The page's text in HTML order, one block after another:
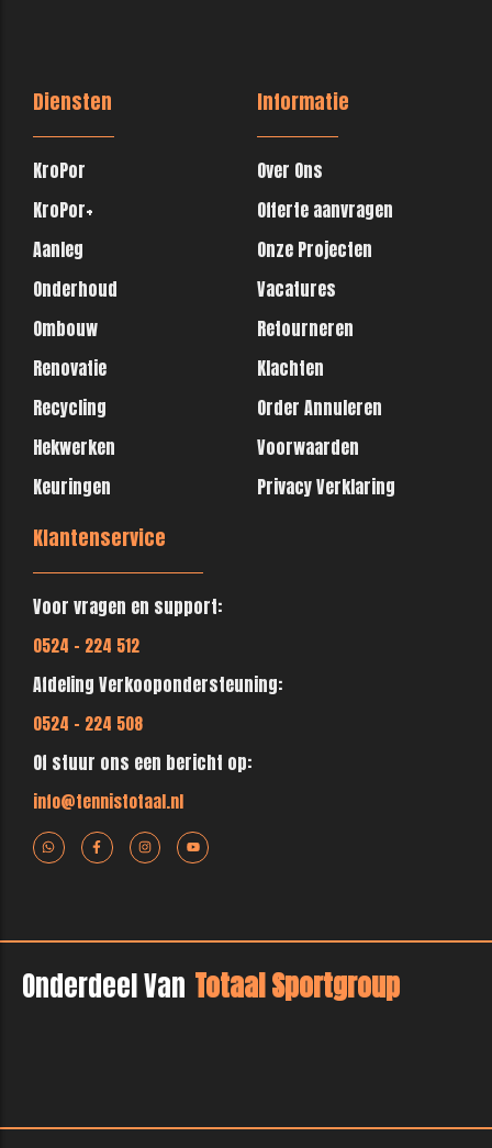
Diensten
KroPor
KroPor+
Aanleg
Onderhoud
Ombouw
Renovatie
Recycling
Hekwerken
Keuringen
Informatie
Over Ons
Offerte aanvragen
Onze Projecten
Vacatures
Retourneren
Klachten
Order Annuleren
Voorwaarden
Privacy Verklaring
Klantenservice
Voor vragen en support:
0524 - 224 512
Afdeling Verkoopondersteuning:
0524 - 224 508
Of stuur ons een bericht op:
info@tennistotaal.nl
Onderdeel Van Totaal Sportgroup